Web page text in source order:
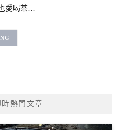
愛喝茶…
熱門文章